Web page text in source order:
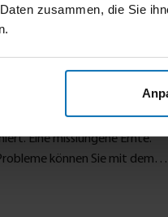
zusammen, die Sie
in Ihrem
Eine misslungene Ernte.
können Sie mit dem
Modellen erhältlich ist,